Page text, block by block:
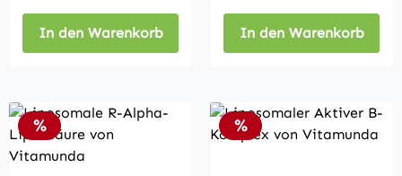
In den Warenkorb In den Warenkorb
Rabatt
% Rabatt
%